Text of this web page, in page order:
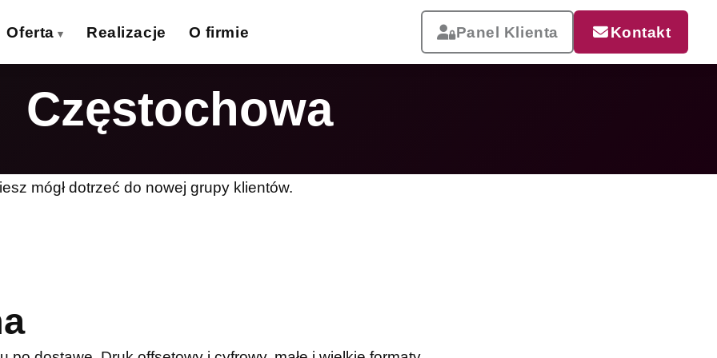
Oferta
Wizytówki Ulotki
wielkoformat. › Naklejki ›
Zobacz całą ofertę
Realizacje O firmie Panel Klienta Kontakt
Częstochowa
mógł dotrzeć do nowej grupy klientów.